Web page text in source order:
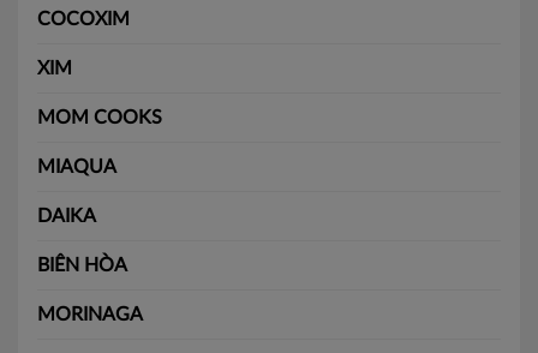
COCOXIM
XIM
MOM COOKS
MIAQUA
DAIKA
BIÊN HÒA
MORINAGA